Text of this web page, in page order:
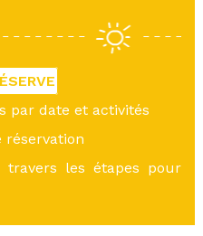
par date et activités
réservation
travers les étapes pour